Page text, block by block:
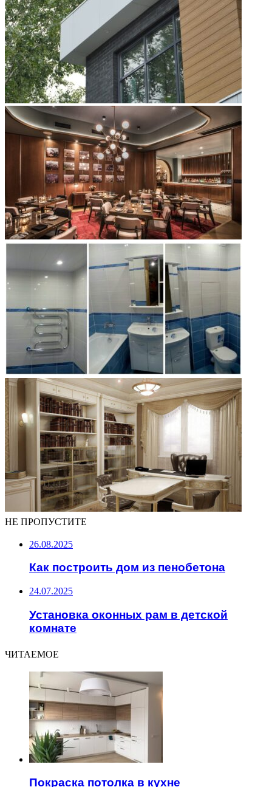
НЕ ПРОПУСТИТЕ
26.08.2025
Как построить дом из пенобетона
24.07.2025
Установка оконных рам в детской
комнате
ЧИТАЕМОЕ
Покраска потолка в кухне